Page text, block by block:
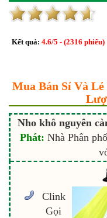
Kết quả: 4.6/5 - (2316 phiếu)
Mua Bán Sỉ Và
Nho khô nguyên
Phát: Nhà Phân
Clink
Gọi